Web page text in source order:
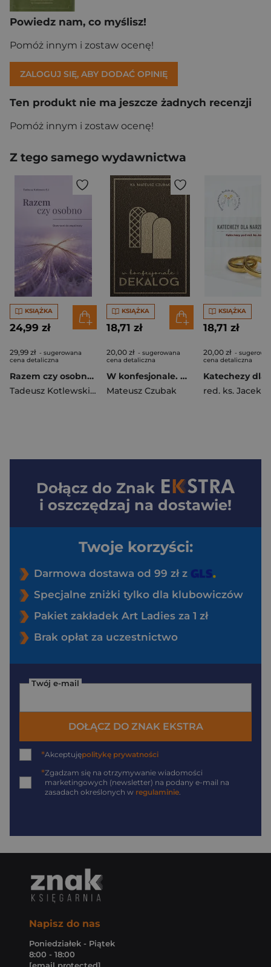
Powiedz nam, co myślisz!
Pomóż innym i zostaw ocenę!
ZALOGUJ SIĘ, ABY DODAĆ OPINIĘ
Ten produkt nie ma jeszcze żadnych recenzji
Pomóż innym i zostaw ocenę!
Z tego samego wydawnictwa
KSIĄŻKA
24,99 zł
29,99 zł - sugerowana
cena detaliczna
Razem czy osobno Stworzeni do wspólnoty
Tadeusz Kotlewski SJ
KSIĄŻKA
18,71 zł
20,00 zł - sugerowana
cena detaliczna
W konfesjonale. Dekalog
Mateusz Czubak
KSIĄŻKA
18,71 zł
20,00 zł -
cena detaliczna
Dołącz do Znak
i oszczędzaj na dostawie!
Twoje korzyści:
Darmowa dostawa od 99 zł z
Specjalne zniżki tylko dla klubowiczów
Pakiet zakładek Art Ladies za 1 zł
Brak opłat za uczestnictwo
Twój e-mail
DOŁĄCZ DO ZNAK EKSTRA
*Akceptujępolitykę prywatności
*Zgadzam się na otrzymywanie wiadomości
marketingowych (newsletter) na podany e-mail na
zasadach określonych w regulaminie
Napisz do nas
Poniedziałek - Piątek
8:00 - 18:00